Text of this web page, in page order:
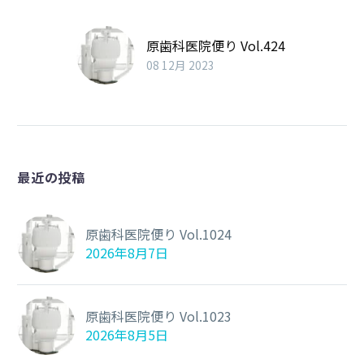
原歯科医院便り Vol.424
08 12月 2023
最近の投稿
原歯科医院便り Vol.1024
2026年8月7日
原歯科医院便り Vol.1023
2026年8月5日